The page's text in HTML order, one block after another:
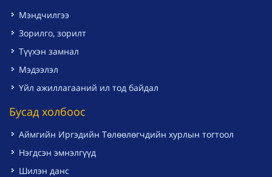
Мэндчилгээ
Зорилго, зорилт
Түүхэн замнал
Мэдээлэл
Үйл ажиллагааний ил тод байдал
Бусад холбоос
Аймгийн Иргэдийн Төлөөлөгчдийн хурлын тогтоол
Нэгдсэн эмнэлгүүд
Шилэн данс